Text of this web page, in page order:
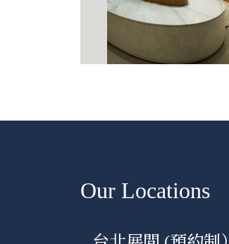
Our Locations